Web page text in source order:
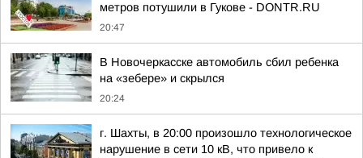
метров потушили в Гукове - DONTR.RU
20:47
В Новочеркасске автомобиль сбил ребенка
на «зебере» и скрылся
20:24
г. Шахты, в 20:00 произошло технологическое
нарушение в сети 10 кВ, что привело к